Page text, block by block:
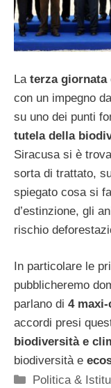
La terza giornata
con un impegno
su uno dei punti
tutela della
Siracusa si è
sorta di trattato,
spiegato cosa si
d’estinzione, gli
rischio
In particolare le
pubblicheremo
parlano di 4
accordi presi
biodiversità e
biodiversità e
Categorie
Politica &